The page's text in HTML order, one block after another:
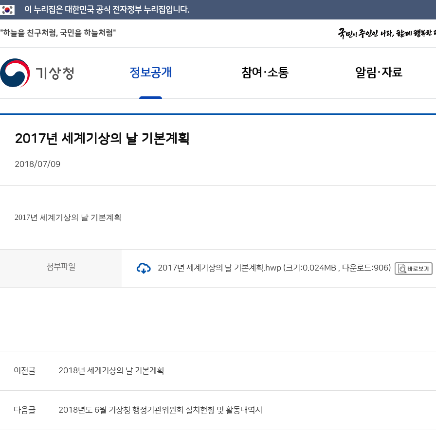
이 누리집은 대한민국 공식 전자정부 누리집입니다.
"하늘을 친구처럼, 국민을 하늘처럼"
정보공개 참여·소통 알림·자료
2017년 세계기상의 날 기본계획
2018/07/09
2017년 세계기상의 날 기본계획
첨부파일 2017년 세계기상의 날 기본계획.hwp (크기:0.024MB , 다운로드:906)
이전글 2018년 세계기상의 날 기본계획
다음글 2018년도 6월 기상청 행정기관위원회 설치현황 및 활동내역서